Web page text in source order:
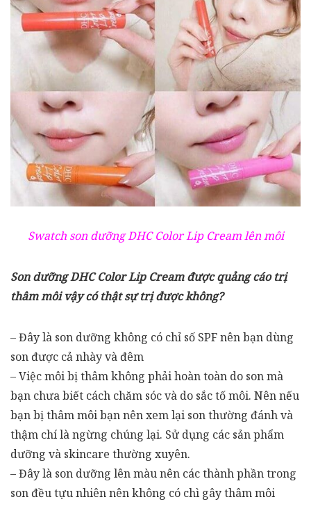
Swatch son dưỡng DHC Color Lip Cream lên môi
Son dưỡng DHC Color Lip Cream được quảng cáo trị
thâm môi vậy có thật sự trị được không?
– Đây là son dưỡng không có chỉ số SPF nên bạn dùng
son được cả nhày và đêm
– Việc môi bị thâm không phải hoàn toàn do son mà
bạn chưa biết cách chăm sóc và do sắc tố môi. Nên nếu
bạn bị thâm môi bạn nên xem lại son thường đánh và
thậm chí là ngừng chúng lại. Sử dụng các sản phẩm
dưỡng và skincare thường xuyên.
– Đây là son dưỡng lên màu nên các thành phần trong
son đều tựu nhiên nên không có chì gây thâm môi